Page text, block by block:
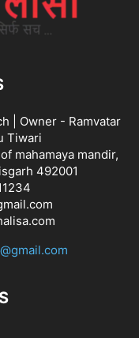
| Owner - Ramvatar
Tiwari
mahamaya mandir,
492001